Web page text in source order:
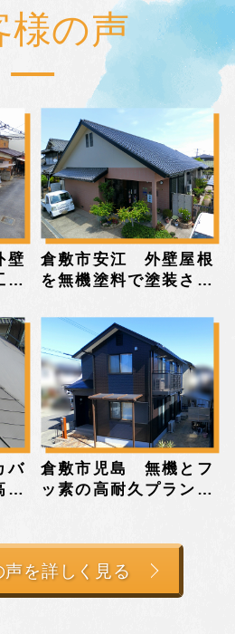
様の声
壁
法
倉敷市安江 外壁屋根
を無機塗料で塗装され
バ
い
倉敷市児島 無機とフ
ッ素の高耐久プランで
声を詳しく見る